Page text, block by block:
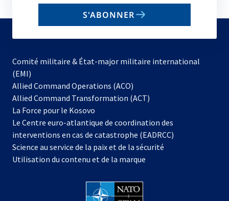
email
S'ABONNER
Comité militaire & État-major militaire international
(EMI)
Allied Command Operations (ACO)
dans
nouvel
onglet
Allied Command Transformation (ACT)
La Force pour le Kosovo
dans
un
nouvel
onglet
Le Centre euro-atlantique de coordination des
interventions en cas de catastrophe (EADRCC)
Science au service de la paix et de la sécurité
Utilisation du contenu et de la marque